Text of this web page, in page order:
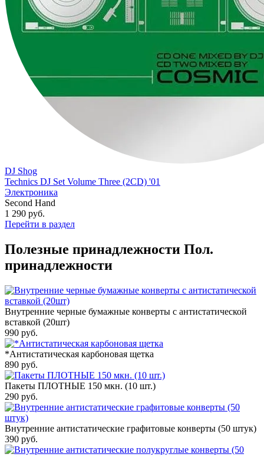
DJ Shog
Technics DJ Set Volume Three (2CD) '01
Электроника
Second Hand
1 290 руб.
Перейти в раздел
Полезные принадлежности Пол.
принадлежности
Внутренние черные бумажные конверты с антистатической
вставкой (20шт)
990 руб.
*Антистатическая карбоновая щетка
890 руб.
Пакеты ПЛОТНЫЕ 150 мкн. (10 шт.)
290 руб.
Внутренние антистатические графитовые конверты (50 штук)
390 руб.